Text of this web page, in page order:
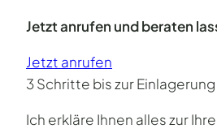
Jetzt anrufen und beraten
Jetzt anrufen
3 Schritte bis zur Einlagerung
Ich erkläre Ihnen alles zur